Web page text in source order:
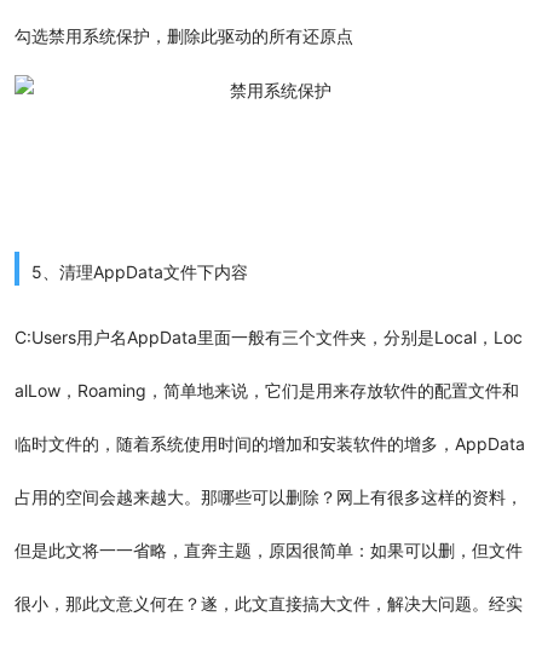
勾选禁用系统保护，删除此驱动的所有还原点
5、清理AppData文件下内容
C:Users用户名AppData里面一般有三个文件夹，分别是Local，Loc
alLow，Roaming，简单地来说，它们是用来存放软件的配置文件和
临时文件的，随着系统使用时间的增加和安装软件的增多，AppData
占用的空间会越来越大。那哪些可以删除？网上有很多这样的资料，
但是此文将一一省略，直奔主题，原因很简单：如果可以删，但文件
很小，那此文意义何在？遂，此文直接搞大文件，解决大问题。经实